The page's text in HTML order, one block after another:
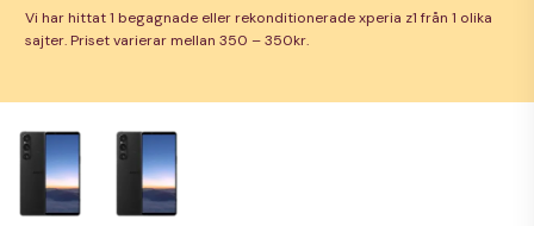
Vi har hittat 1 begagnade eller rekonditionerade xperia z1 från 1 olika
sajter. Priset varierar mellan 350 – 350kr.